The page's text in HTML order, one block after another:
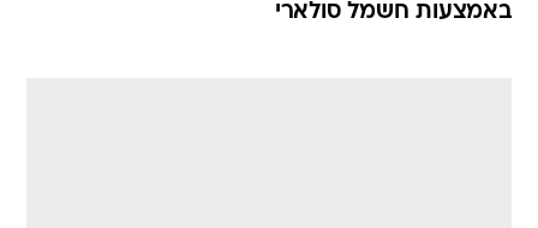
באמצעות חשמל סולארי